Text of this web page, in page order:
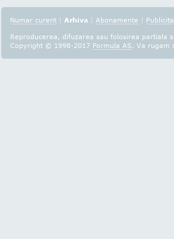
Numar curent | Arhiva | Abonamente |
Reproducerea, difuzarea sau folosirea
Copyright © 1998-2017 Formula AS. Va rugam